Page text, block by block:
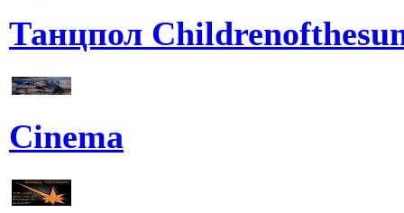
Танцпол
Cinema